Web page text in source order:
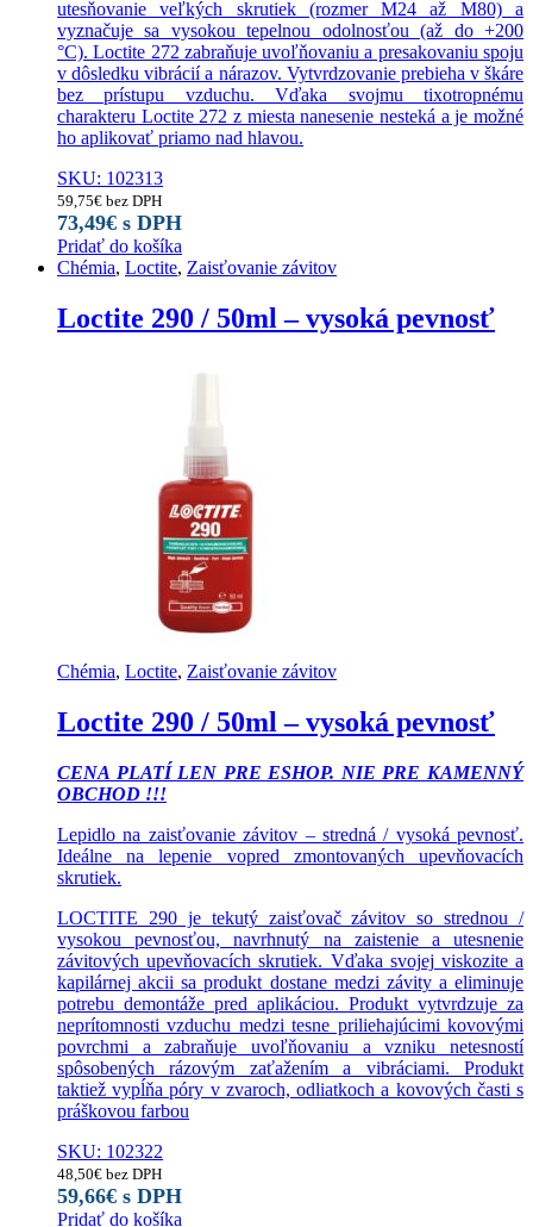
utesňovanie veľkých skrutiek (rozmer M24 až M80) a
vyznačuje sa vysokou tepelnou odolnosťou (až do +200
°C). Loctite 272 zabraňuje uvoľňovaniu a presakovaniu spoju
v dôsledku vibrácií a nárazov. Vytvrdzovanie prebieha v škáre
bez prístupu vzduchu. Vďaka svojmu tixotropnému
charakteru Loctite 272 z miesta nanesenie nesteká a je možné
ho aplikovať priamo nad hlavou.
SKU: 102313
59,75€ bez DPH
73,49€ s DPH
Pridať do košíka
Chémia, Loctite, Zaisťovanie závitov
Loctite 290 / 50ml – vysoká pevnosť
Chémia, Loctite, Zaisťovanie závitov
Loctite 290 / 50ml – vysoká pevnosť
CENA PLATÍ LEN PRE ESHOP. NIE PRE KAMENNÝ
OBCHOD !!!
Lepidlo na zaisťovanie závitov – stredná / vysoká pevnosť.
Ideálne na lepenie vopred zmontovaných upevňovacích
skrutiek.
LOCTITE 290 je tekutý zaisťovač závitov so strednou /
vysokou pevnosťou, navrhnutý na zaistenie a utesnenie
závitových upevňovacích skrutiek. Vďaka svojej viskozite a
kapilárnej akcii sa produkt dostane medzi závity a eliminuje
potrebu demontáže pred aplikáciou. Produkt vytvrdzuje za
neprítomnosti vzduchu medzi tesne priliehajúcimi kovovými
povrchmi a zabraňuje uvoľňovaniu a vzniku netesností
spôsobených rázovým zaťažením a vibráciami. Produkt
taktiež vypĺňa póry v zvaroch, odliatkoch a kovových časti s
práškovou farbou
SKU: 102322
48,50€ bez DPH
59,66€ s DPH
Pridať do košíka